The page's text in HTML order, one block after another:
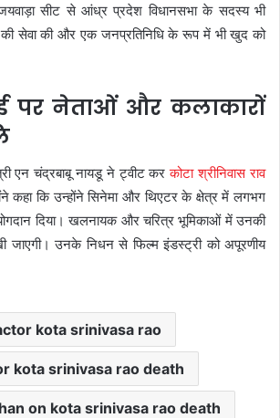
सीट से आंध्र प्रदेश विधानसभा के सदस्य भी
की सेवा की और एक जनप्रतिनिधि के रूप में भी खुद को
पर नेताओं और कलाकारों
एन चंद्रबाबू नायडू ने ट्वीट करकोटा श्रीनिवास राव
कहा कि उन्होंने सिनेमा और थिएटर के क्षेत्र में लगभग
दिया। खलनायक और चरित्र भूमिकाओं में उनकी
जाएगी। उनके निधन से फिल्म इंडस्ट्री को अपूरणीय
kota srinivasa rao
kota srinivasa rao death
on kota srinivasa rao death